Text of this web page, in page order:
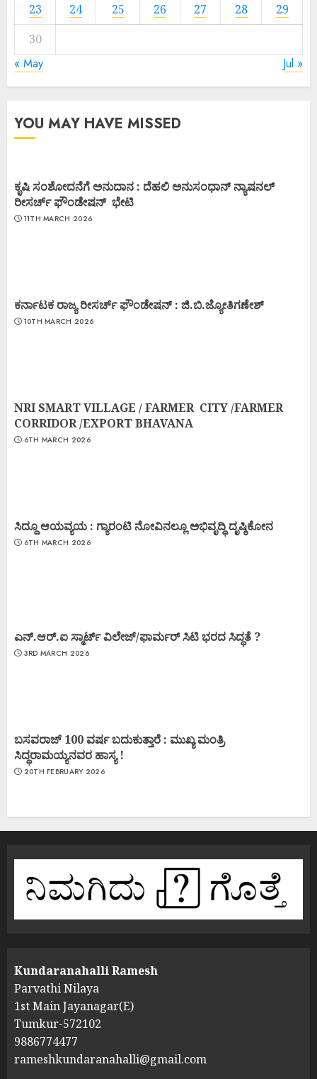
23
24 25 26 27 28
29
30
« May Jul »
YOU MAY HAVE MISSED
ಕೃಷಿ ಸಂಶೋದನೆಗೆ ಅನುದಾನ : ದೆಹಲಿ ಅನುಸಂಧಾನ್ ನ್ಯಾಷನಲ್
ರೀಸರ್ಚ್ ಫೌಂಡೇಷನ್ ಭೇಟಿ
11TH MARCH 2026
ಕರ್ನಾಟಕ ರಾಜ್ಯ ರೀಸರ್ಚ್ ಫೌಂಡೇಷನ್ : ಜಿ.ಬಿ.ಜ್ಯೋತಿಗಣೇಶ್
10TH MARCH 2026
NRI SMART VILLAGE / FARMER CITY /FARMER
CORRIDOR /EXPORT BHAVANA
6TH MARCH 2026
ಸಿದ್ದೂ ಆಯವ್ಯಯ : ಗ್ಯಾರಂಟಿ ನೋವಿನಲ್ಲೂ ಅಭಿವೃದ್ಧಿ ದೃಷ್ಠಿಕೋನ
6TH MARCH 2026
ಎನ್.ಆರ್.ಐ ಸ್ಮಾರ್ಟ್ ವಿಲೇಜ್/ಫಾರ್ಮರ್ ಸಿಟಿ ಭರದ ಸಿದ್ಧತೆ ?
3RD MARCH 2026
ಬಸವರಾಜ್ 100 ವರ್ಷ ಬದುಕುತ್ತಾರೆ : ಮುಖ್ಯ ಮಂತ್ರಿ
ಸಿದ್ಧರಾಮಯ್ಯನವರ ಹಾಸ್ಯ !
20TH FEBRUARY 2026
Kundaranahalli Ramesh
Parvathi Nilaya
1st Main Jayanagar(E)
Tumkur-572102
9886774477
rameshkundaranahalli@gmail.com